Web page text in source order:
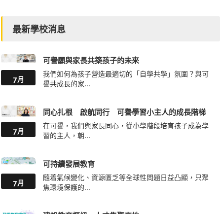
最新學校消息
7月
可譽願與家長共築孩子的未來
我們如何為孩子營造最適切的「自學共學」氛圍？與可
譽共成長的家...
7月
同心扎根 啟航同行 可譽學習小主人的成長階梯
在可譽，我們與家長同心，從小學階段培育孩子成為學
習的主人，朝...
7月
可持續發展教育
隨着氣候變化、資源匱乏等全球性問題日益凸顯，只聚
焦環境保護的...